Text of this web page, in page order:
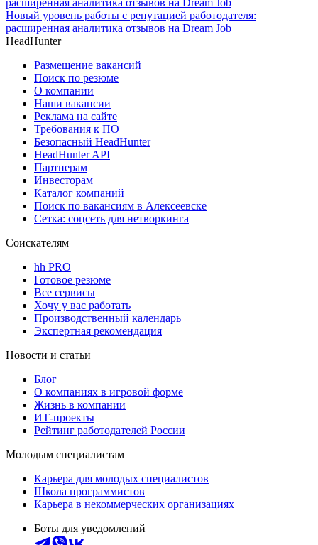
Новый уровень работы с репутацией работодателя:
расширенная аналитика отзывов на Dream Job
HeadHunter
Размещение вакансий
Поиск по резюме
О компании
Наши вакансии
Реклама на сайте
Требования к ПО
Безопасный HeadHunter
HeadHunter API
Партнерам
Инвесторам
Каталог компаний
Поиск по вакансиям в Алексеевске
Сетка: соцсеть для нетворкинга
Соискателям
hh PRO
Готовое резюме
Все сервисы
Хочу у вас работать
Производственный календарь
Экспертная рекомендация
Новости и статьи
Блог
О компаниях в игровой форме
Жизнь в компании
ИТ-проекты
Рейтинг работодателей России
Молодым специалистам
Карьера для молодых специалистов
Школа программистов
Карьера в некоммерческих организациях
Боты для уведомлений